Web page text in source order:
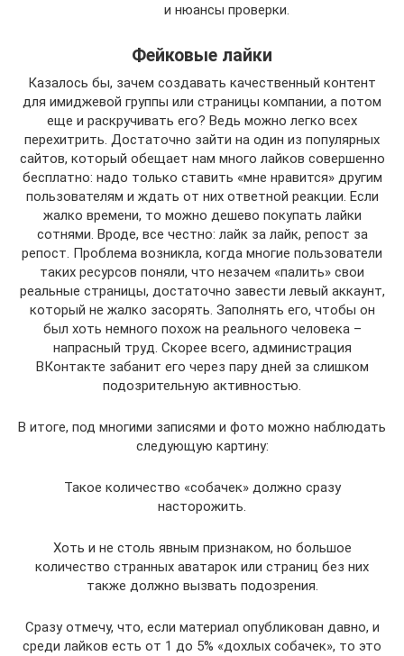
и нюансы проверки.
Фейковые лайки
Казалось бы, зачем создавать качественный контент
для имиджевой группы или страницы компании, а потом
еще и раскручивать его? Ведь можно легко всех
перехитрить. Достаточно зайти на один из популярных
сайтов, который обещает нам много лайков совершенно
бесплатно: надо только ставить «мне нравится» другим
пользователям и ждать от них ответной реакции. Если
жалко времени, то можно дешево покупать лайки
сотнями. Вроде, все честно: лайк за лайк, репост за
репост. Проблема возникла, когда многие пользователи
таких ресурсов поняли, что незачем «палить» свои
реальные страницы, достаточно завести левый аккаунт,
который не жалко засорять. Заполнять его, чтобы он
был хоть немного похож на реального человека –
напрасный труд. Скорее всего, администрация
ВКонтакте забанит его через пару дней за слишком
подозрительную активностью.
В итоге, под многими записями и фото можно наблюдать
следующую картину:
Такое количество «собачек» должно сразу
насторожить.
Хоть и не столь явным признаком, но большое
количество странных аватарок или страниц без них
также должно вызвать подозрения.
Сразу отмечу, что, если материал опубликован давно, и
среди лайков есть от 1 до 5% «дохлых собачек», то это